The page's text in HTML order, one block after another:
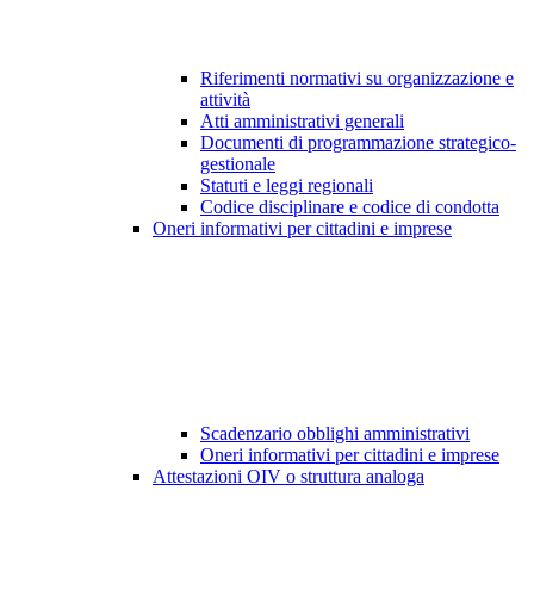
Riferimenti normativi su organizzazione e
attività
Atti amministrativi generali
Documenti di programmazione strategico-
gestionale
Statuti e leggi regionali
Codice disciplinare e codice di condotta
Oneri informativi per cittadini e imprese
Scadenzario obblighi amministrativi
Oneri informativi per cittadini e imprese
Attestazioni OIV o struttura analoga